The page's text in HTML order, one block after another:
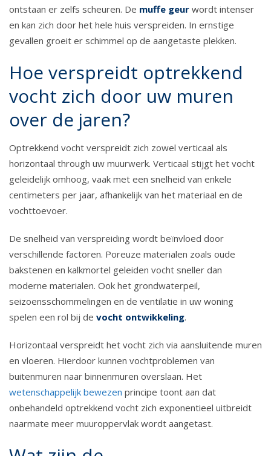
ontstaan er zelfs scheuren. De muffe geur wordt intenser
en kan zich door het hele huis verspreiden. In ernstige
gevallen groeit er schimmel op de aangetaste plekken.
Hoe verspreidt optrekkend
vocht zich door uw muren
over de jaren?
Optrekkend vocht verspreidt zich zowel verticaal als
horizontaal through uw muurwerk. Verticaal stijgt het vocht
geleidelijk omhoog, vaak met een snelheid van enkele
centimeters per jaar, afhankelijk van het materiaal en de
vochttoevoer.
De snelheid van verspreiding wordt beïnvloed door
verschillende factoren. Poreuze materialen zoals oude
bakstenen en kalkmortel geleiden vocht sneller dan
moderne materialen. Ook het grondwaterpeil,
seizoensschommelingen en de ventilatie in uw woning
spelen een rol bij de vocht ontwikkeling.
Horizontaal verspreidt het vocht zich via aansluitende muren
en vloeren. Hierdoor kunnen vochtproblemen van
buitenmuren naar binnenmuren overslaan. Het
wetenschappelijk bewezen principe toont aan dat
onbehandeld optrekkend vocht zich exponentieel uitbreidt
naarmate meer muuroppervlak wordt aangetast.